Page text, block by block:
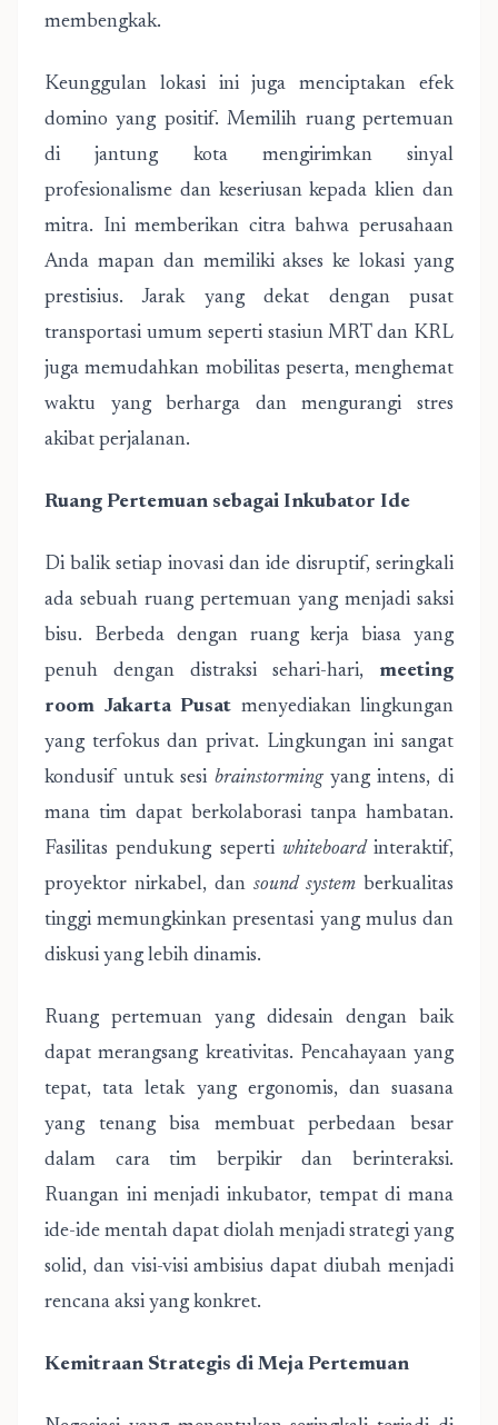
membengkak.
Keunggulan lokasi ini juga menciptakan efek
domino yang positif. Memilih ruang pertemuan
di jantung kota mengirimkan sinyal
profesionalisme dan keseriusan kepada klien dan
mitra. Ini memberikan citra bahwa perusahaan
Anda mapan dan memiliki akses ke lokasi yang
prestisius. Jarak yang dekat dengan pusat
transportasi umum seperti stasiun MRT dan KRL
juga memudahkan mobilitas peserta, menghemat
waktu yang berharga dan mengurangi stres
akibat perjalanan.
Ruang Pertemuan sebagai Inkubator Ide
Di balik setiap inovasi dan ide disruptif, seringkali
ada sebuah ruang pertemuan yang menjadi saksi
bisu. Berbeda dengan ruang kerja biasa yang
penuh dengan distraksi sehari-hari, meeting
room Jakarta Pusat menyediakan lingkungan
yang terfokus dan privat. Lingkungan ini sangat
kondusif untuk sesi brainstormingyang intens, di
mana tim dapat berkolaborasi tanpa hambatan.
Fasilitas pendukung seperti whiteboardinteraktif,
proyektor nirkabel, dan sound system berkualitas
tinggi memungkinkan presentasi yang mulus dan
diskusi yang lebih dinamis.
Ruang pertemuan yang didesain dengan baik
dapat merangsang kreativitas. Pencahayaan yang
tepat, tata letak yang ergonomis, dan suasana
yang tenang bisa membuat perbedaan besar
dalam cara tim berpikir dan berinteraksi.
Ruangan ini menjadi inkubator, tempat di mana
ide-ide mentah dapat diolah menjadi strategi yang
solid, dan visi-visi ambisius dapat diubah menjadi
rencana aksi yang konkret.
Kemitraan Strategis di Meja Pertemuan